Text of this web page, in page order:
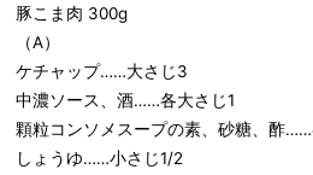
豚こま肉 300g
（A）
ケチャップ……大さじ3
中濃ソース、酒……各大さじ1
顆粒コンソメスープの素、砂糖、酢……
しょうゆ……小さじ1/2